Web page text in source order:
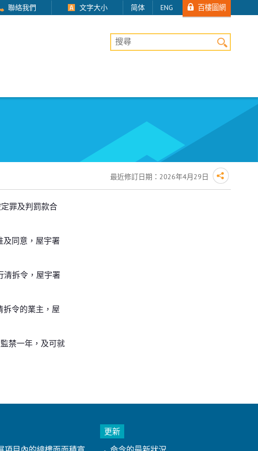
聯絡我們 文字大小 简体 ENG 百樓圖網
桌上版網站搜尋
最近修訂日期：2026年4月29日
罪及判罰款合
及同意，屋宇署
清拆令，屋宇署
拆令的業主，屋
禁一年，及可就
更新